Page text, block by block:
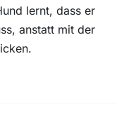
lernt, dass er
anstatt mit der